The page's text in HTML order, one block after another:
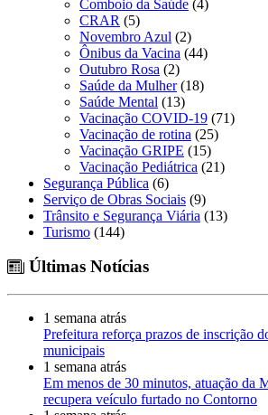
Comboio da Saúde (4)
CRAR (5)
Novembro Azul (2)
Ônibus da Vacina (44)
Outubro Rosa (2)
Saúde da Mulher(18)
Saúde Mental (13)
Vacinação COVID-19 (71)
Vacinação de rotina (25)
Vacinação GRIPE (15)
Vacinação Pediátrica (21)
Segurança Pública (6)
Serviço de Obras Sociais (9)
Trânsito e Segurança Viária (13)
Turismo (144)
Últimas Notícias
1 semana atrás
Prefeitura reforça prazos de inscrição
municipais
1 semana atrás
Em menos de 30 minutos, atuação da
recupera veículo furtado no Contorno